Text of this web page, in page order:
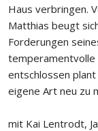
Haus verbringen.
Matthias beugt
Forderungen
temperamentvolle
entschlossen
eigene Art neu zu
mit Kai Lentrodt,